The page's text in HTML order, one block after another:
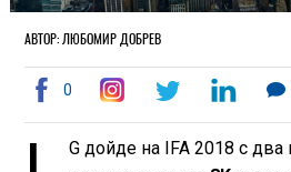
АВТОР: ЛЮБОМИР ДОБРЕВ
0
G дойде на IFA 2018 с